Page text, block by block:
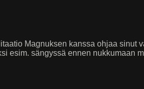
Magnuksen kanssa ohjaa sinut
esim. sängyssä ennen nukkumaan